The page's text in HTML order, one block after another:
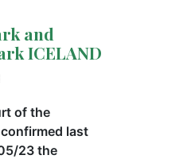
and
ICELAND
of the
last
23 the